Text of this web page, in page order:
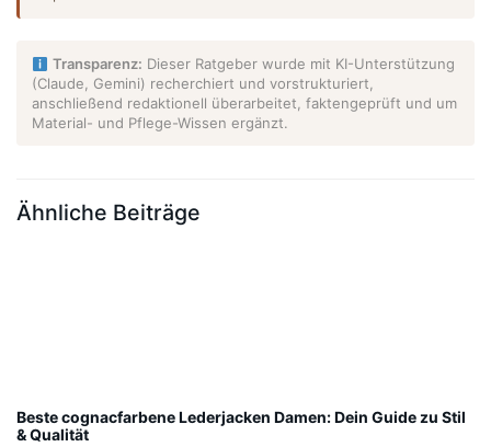
Transparenz: Dieser Ratgeber wurde mit KI-Unterstützung
(Claude, Gemini) recherchiert und vorstrukturiert,
anschließend redaktionell überarbeitet, faktengeprüft und um
Material- und Pflege-Wissen ergänzt.
Ähnliche Beiträge
Beste cognacfarbene Lederjacken Damen: Dein Guide zu Stil
& Qualität